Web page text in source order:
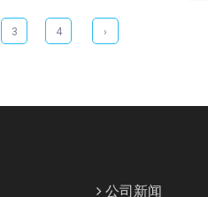
3 4 ›
公司新闻